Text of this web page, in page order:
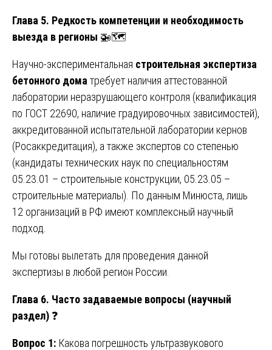
Глава 5. Редкость компетенции и необходимость
выезда в регионы 🚁🗺️
Научно-экспериментальная строительная экспертиза
бетонного дома требует наличия аттестованной
лаборатории неразрушающего контроля (квалификация
по ГОСТ 22690, наличие градуировочных зависимостей),
аккредитованной испытательной лаборатории кернов
(Росаккредитация), а также экспертов со степенью
(кандидаты технических наук по специальностям
05.23.01 – строительные конструкции, 05.23.05 –
строительные материалы). По данным Минюста, лишь
12 организаций в РФ имеют комплексный научный
подход.
Мы готовы вылетать для проведения данной
экспертизы в любой регион России.
Глава 6. Часто задаваемые вопросы (научный
раздел) ❓
Вопрос 1: Какова погрешность ультразвукового